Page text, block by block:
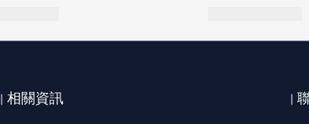
| 相關資訊 |